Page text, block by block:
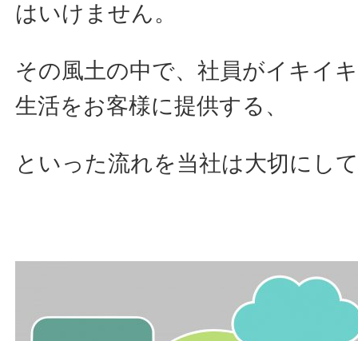
はいけません。
その風土の中で、社員がイキイ
生活をお客様に提供する、
といった流れを当社は大切にし